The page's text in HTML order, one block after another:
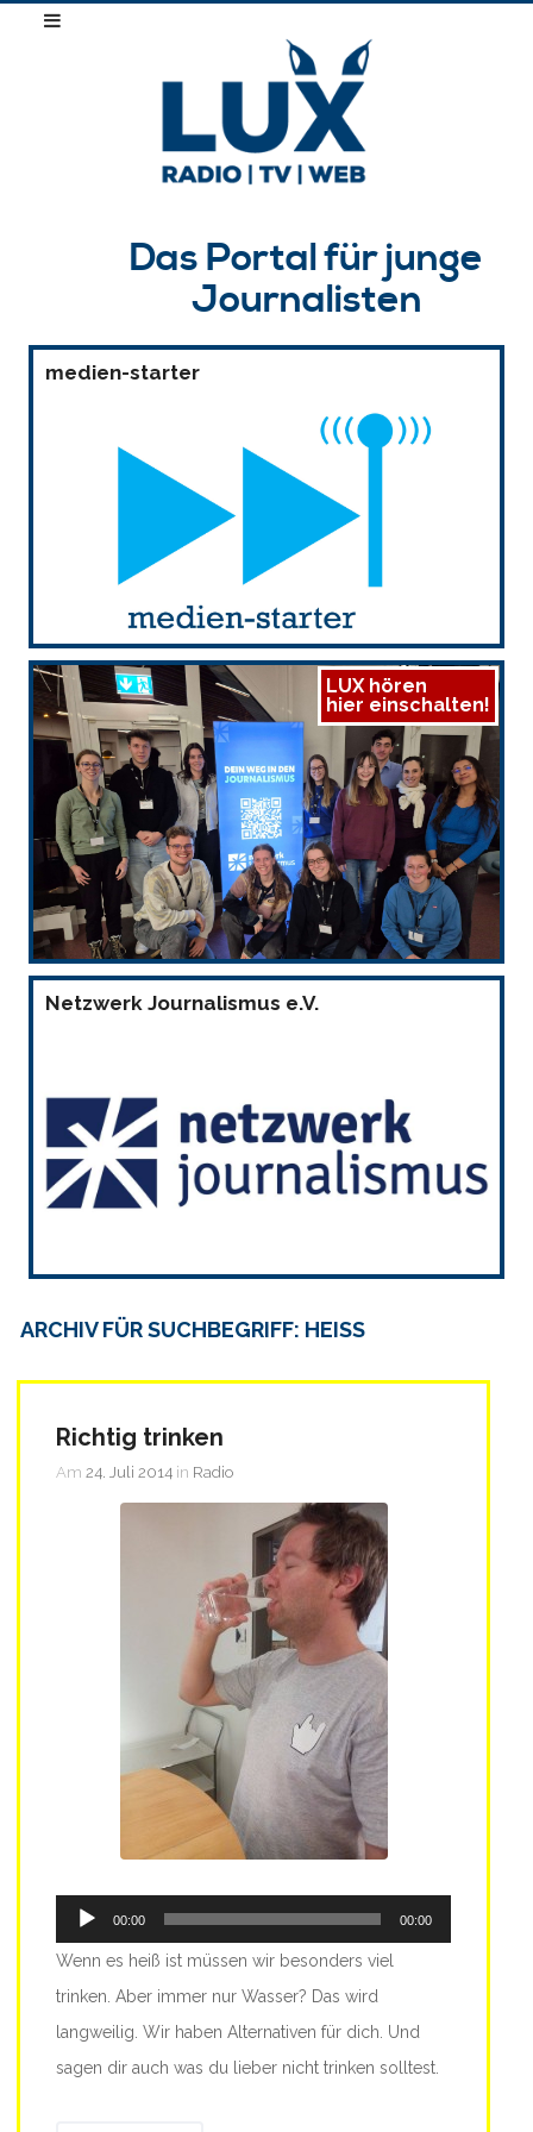
Das Portal für junge
Journalisten
medien-starter
LUX hören
hier einschalten!
Netzwerk Journalismus e.V.
ARCHIV FÜR SUCHBEGRIFF: HEISS
Richtig trinken
Am 24. Juli 2014 in Radio
Audio-
Player
00:00 00:00
Wenn es heiß ist müssen wir besonders viel
trinken. Aber immer nur Wasser? Das wird
langweilig. Wir haben Alternativen für dich. Und
sagen dir auch was du lieber nicht trinken solltest.